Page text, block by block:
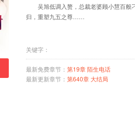
吴旭低调入赘，总裁老婆顾小慧百
归，重塑九五之尊……
关键字：
最新免费章节： 第19章 陌生电话
最新更新章节： 第640章 大结局